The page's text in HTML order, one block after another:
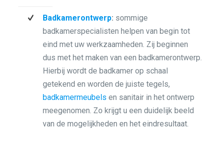
Badkamerontwerp: sommige
badkamerspecialisten helpen van begin tot
eind met uw werkzaamheden. Zij beginnen
dus met het maken van een badkamerontwerp.
Hierbij wordt de badkamer op schaal
getekend en worden de juiste tegels,
badkamermeubels en sanitair in het ontwerp
meegenomen. Zo krijgt u een duidelijk beeld
van de mogelijkheden en het eindresultaat.